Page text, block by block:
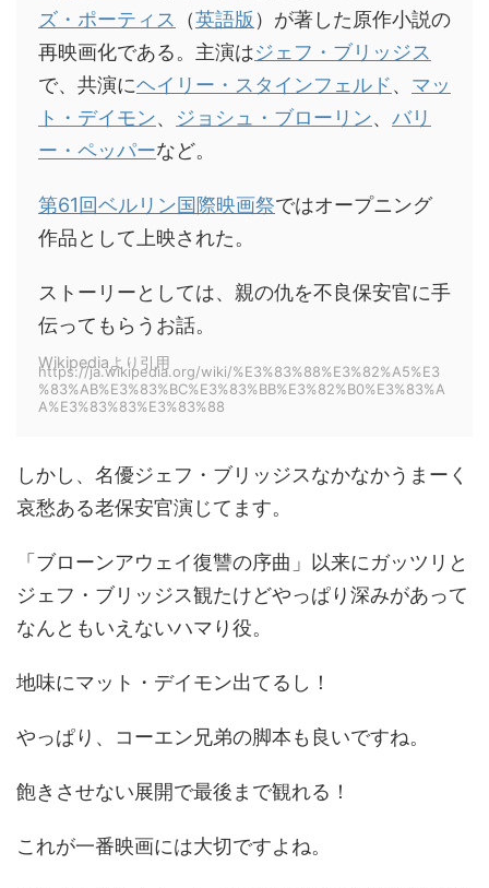
ズ・ポーティス （英語版 ）が著した原作小説の
再映画化である。主演はジェフ・ブリッジス
で、共演にヘイリー・スタインフェルド、 マッ
ト・デイモン、 ジョシュ・ブローリン、 バリ
ー・ペッパーなど。
第61回ベルリン国際映画祭ではオープニング
作品として上映された。
ストーリーとしては、親の仇を不良保安官に手
伝ってもらうお話。
Wikipediaより引用
https://ja.wikipedia.org/wiki/%E3%83%88%E3%82%A5%E3
%83%AB%E3%83%BC%E3%83%BB%E3%82%B0%E3%83%A
A%E3%83%83%E3%83%88
しかし、名優ジェフ・ブリッジスなかなかうまーく
哀愁ある老保安官演じてます。
「ブローンアウェイ復讐の序曲」以来にガッツリと
ジェフ・ブリッジス観たけどやっぱり深みがあって
なんともいえないハマり役。
地味にマット・デイモン出てるし！
やっぱり、コーエン兄弟の脚本も良いですね。
飽きさせない展開で最後まで観れる！
これが一番映画には大切ですよね。